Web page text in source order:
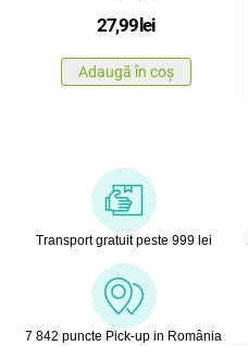
27,99lei
Adaugă în coș
Transport gratuit peste 999 lei
7 842 puncte Pick-up in România